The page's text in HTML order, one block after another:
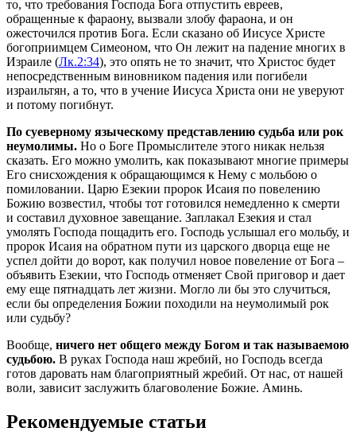
то, что требования Господа Бога отпустить евреев,
обращенные к фараону, вызвали злобу фараона, и он
ожесточился против Бога. Если сказано об Иисусе Христе
богоприимцем Симеоном, что Он лежит на падение многих в
Израиле (Лк.2:34), это опять не то значит, что Христос будет
непосредственным виновником падения или погибели
израильтян, а то, что в учение Иисуса Христа они не уверуют
и потому погибнут.
По суеверному языческому представлению судьба или рок
неумолимы. Но о Боге Промыслителе этого никак нельзя
сказать. Его можно умолить, как показывают многие примеры
Его снисхождения к обращающимся к Нему с мольбою о
помиловании. Царю Езекии пророк Исаия по повелению
Божию возвестил, чтобы тот готовился немедленно к смерти
и составил духовное завещание. Заплакал Езекия и стал
умолять Господа пощадить его. Господь услышал его мольбу, и
пророк Исаия на обратном пути из царского дворца еще не
успел дойти до ворот, как получил новое повеление от Бога –
объявить Езекии, что Господь отменяет Свой приговор и дает
ему еще пятнадцать лет жизни. Могло ли бы это случиться,
если бы определения Божии походили на неумолимый рок
или судьбу?
Вообще, ничего нет общего между Богом и так называемою
судьбою. В руках Господа наш жребий, но Господь всегда
готов даровать нам благоприятный жребий. От нас, от нашей
воли, зависит заслужить благоволение Божие. Аминь.
Рекомендуемые статьи